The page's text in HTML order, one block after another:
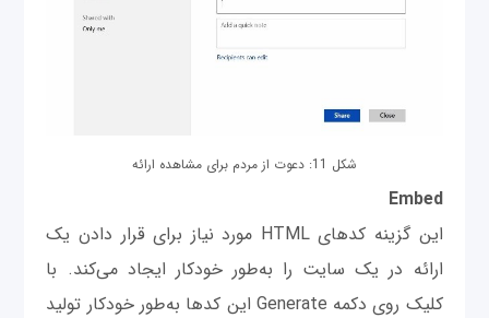
شکل 11: دعوت از مردم برای مشاهده ارائه
Embed
این گزینه کدهای HTML مورد نیاز برای قرار دادن یک
ارائه در یک سایت را به‌طور خودکار ایجاد می‌کند. با
کلیک روی دکمه Generate این کدها به‌طور خودکار تولید